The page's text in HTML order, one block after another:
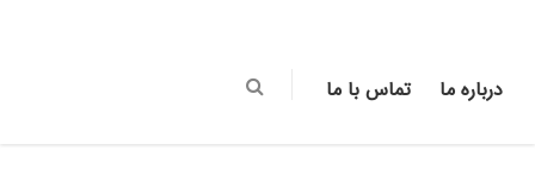
درباره ما تماس با ما